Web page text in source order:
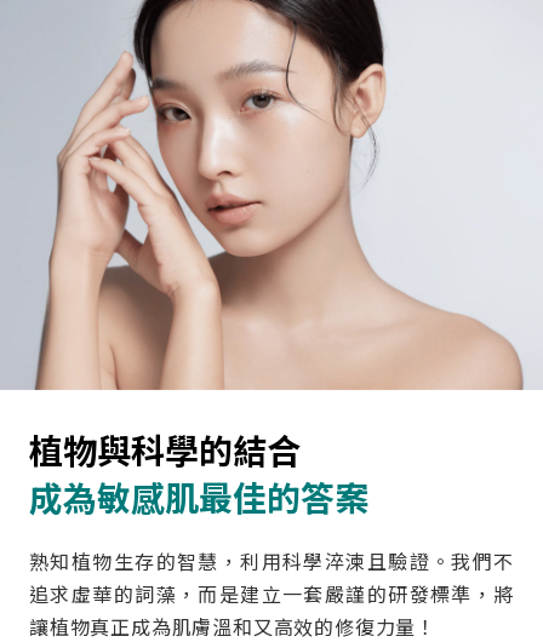
植物與科學的結合
成為敏感肌最佳的答案
熟知植物生存的智慧，利用科學淬湅且驗證。我們不
追求虛華的詞藻，而是建立一套嚴謹的研發標準，將
讓植物真正成為肌膚溫和又高效的修復力量！